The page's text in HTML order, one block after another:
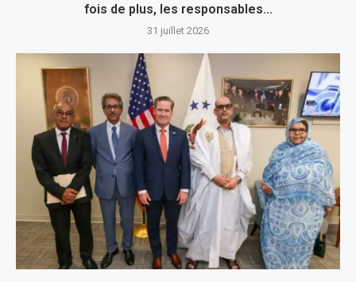
fois de plus, les responsables...
31 juillet 2026